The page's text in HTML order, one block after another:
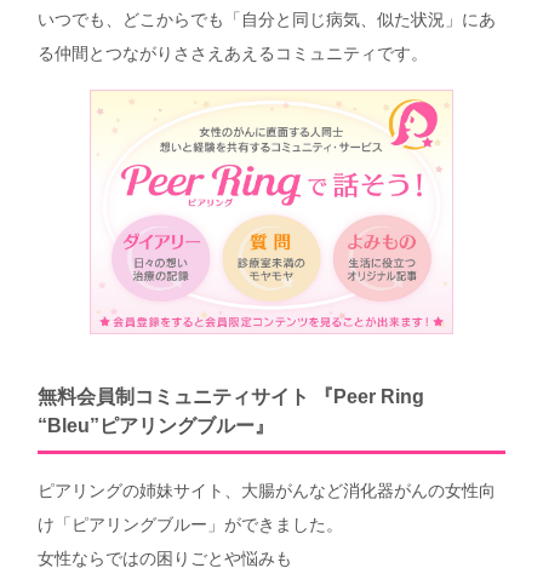
いつでも、どこからでも「自分と同じ病気、似た状況」にあ
る仲間とつながりささえあえるコミュニティです。
無料会員制コミュニティサイト 『Peer Ring
“Bleu”ピアリングブルー』
ピアリングの姉妹サイト、大腸がんなど消化器がんの女性向
け「ピアリングブルー」ができました。
女性ならではの困りごとや悩みも